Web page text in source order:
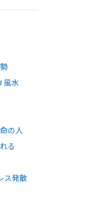
風水
の人
る
ス発散